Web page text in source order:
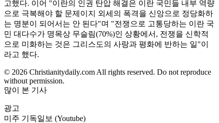
고했다. 이어 "이란의 인권 탄압 해결은 이란 국민들 내부 역량
으로 극복해야 할 문제이지 외세의 폭격을 신앙으로 정당화하
는 명분이 되어서는 안 된다"며 "전쟁으로 고통당하는 이란 국
민 대다수가 명목상 무슬림(70%)인 상황에서, 전쟁을 신학적
으로 미화하는 것은 그리스도의 사랑과 평화에 반하는 일"이
라고 했다.
© 2026 Christianitydaily.com All rights reserved. Do not reproduce
without permission.
많이 본 기사
광고
미주 기독일보 (Youtube)